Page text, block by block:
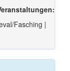
Fasching |